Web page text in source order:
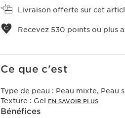
Livraison offerte sur cet
Recevez 530 points ou plus
Ce que c'est
Type de peau : Peau mixte, Peau
Texture : Gel EN SAVOIR PLUS
Bénéfices